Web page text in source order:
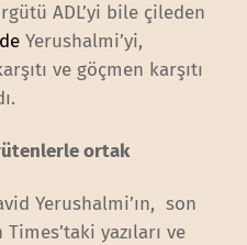
ADL’yi bile çileden
Yerushalmi’yi,
ve göçmen karşıtı
ortak
Yerushalmi’ın, son
yazıları ve